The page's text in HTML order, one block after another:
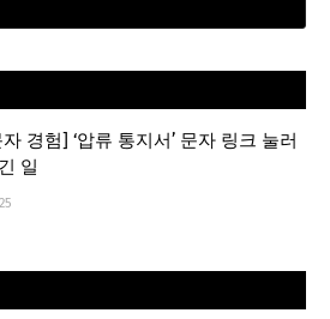
경험] ‘압류 통지서’ 문자 링크 눌러
일